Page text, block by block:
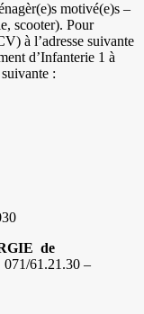
motivé(e)s –
scooter). Pour
à l’adresse suivante
d’Infanterie 1 à
:
de
071/61.21.30 –